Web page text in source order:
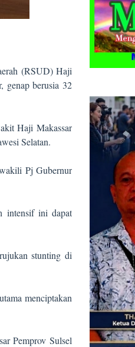
(RSUD) Haji
genap berusia 32
Haji Makassar
Selatan.
Pj Gubernur
intensif ini dapat
stunting di
menciptakan
Pemprov Sulsel